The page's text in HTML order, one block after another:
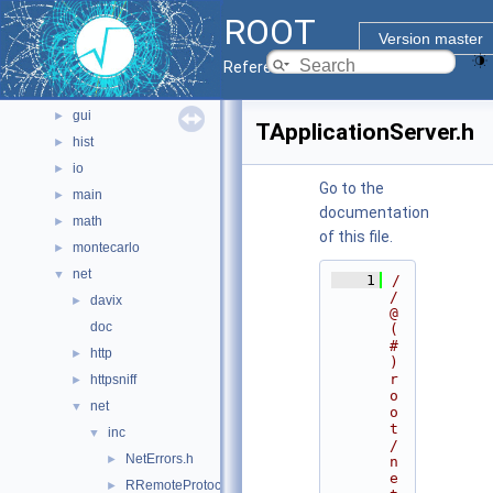
ROOT
Version master
Reference Guide
► documentation
► geom
► graf2d
► graf3d
► gui
► hist
► io
► main
► math
► montecarlo
▼ net
►
davix
doc
► http
► httpsniff
▼ net
▼ inc
► NetErrors.h
► RRemoteProtocol.h
TApplicationServer.h
Go to the
documentation
of this file.
    1
/
/
@
(
#
)
r
o
o
t
/
n
e